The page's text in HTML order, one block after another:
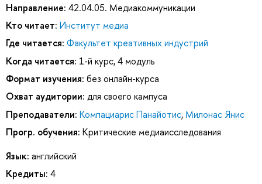
Направление: 42.04.05. Медиакоммуникации
Кто читает: Институт медиа
Где читается: Факультет креативных индустрий
Когда читается: 1-й курс, 4 модуль
Формат изучения: без онлайн-курса
Охват аудитории: для своего кампуса
Преподаватели: Компациарис Панайотис, Милонас Янис
Прогр. обучения: Критические медиаисследования
Язык: английский
Кредиты: 4